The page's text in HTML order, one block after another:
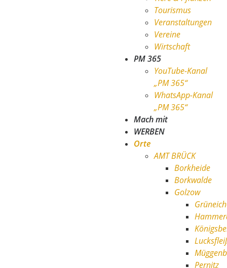
Tourismus
Veranstaltungen
Vereine
Wirtschaft
PM 365
YouTube-Kanal
„PM 365“
WhatsApp-Kanal
„PM 365“
Mach mit
WERBEN
Orte
AMT BRÜCK
Borkheide
Borkwalde
Golzow
Pernitz